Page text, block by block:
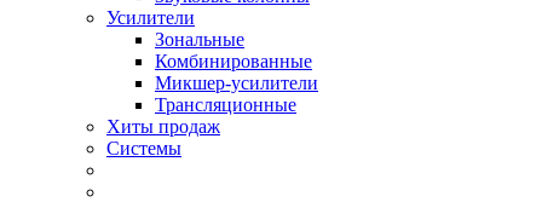
Усилители
Зональные
Комбинированные
Микшер-усилители
Трансляционные
Хиты продаж
Системы